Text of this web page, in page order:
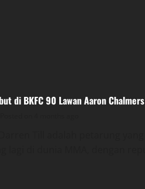
di BKFC 90 Lawan Aaron Chalmers